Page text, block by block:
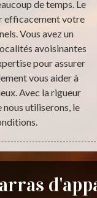
de temps. Le
efficacement votre
Vous avez un
avoisinantes
pour assurer
vous aider à
Avec la rigueur
utiliserons, le